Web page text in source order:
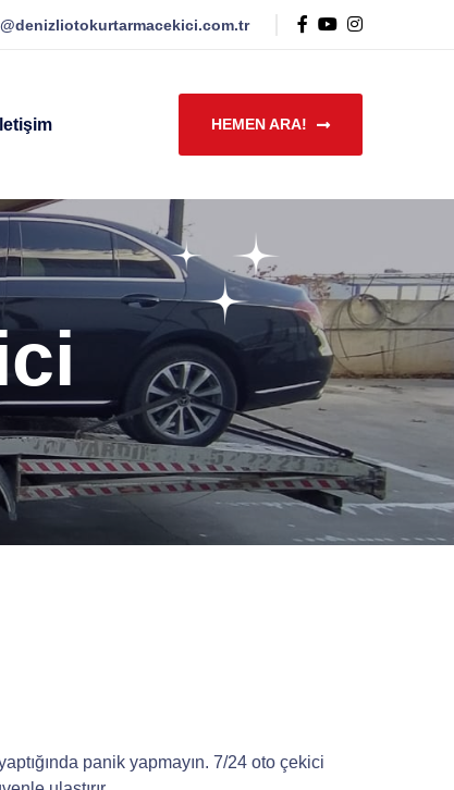
İletişim HEMEN ARA!
panik yapmayın. 7/24 oto çekici